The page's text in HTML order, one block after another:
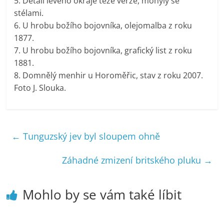
stélami.
6. U hrobu božího bojovníka, olejomalba z roku
1877.
7. U hrobu božího bojovníka, grafický list z roku
1881.
8. Domnělý menhir u Horoměřic, stav z roku 2007.
Foto J. Slouka.
← Tunguzský jev byl sloupem ohně
Záhadné zmizení britského pluku →
Mohlo by se vám také líbit